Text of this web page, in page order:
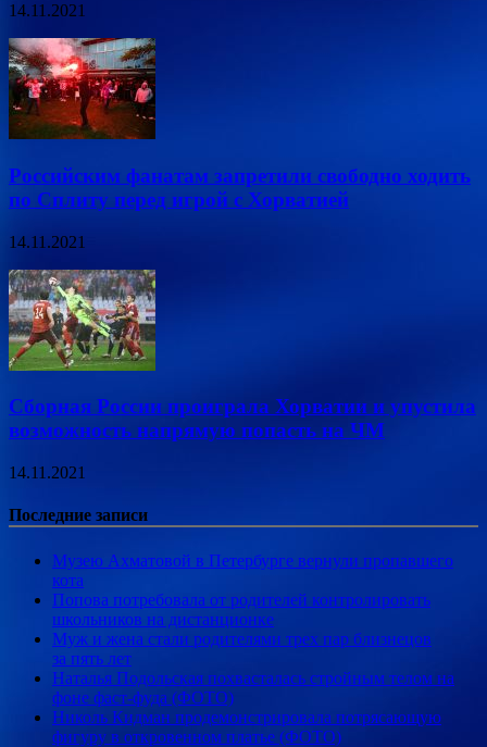
14.11.2021
Российским фанатам запретили свободно ходить
по Сплиту перед игрой с Хорватией
14.11.2021
Сборная России проиграла Хорватии и упустила
возможность напрямую попасть на ЧМ
14.11.2021
Последние записи
Музею Ахматовой в Петербурге вернули пропавшего
кота
Попова потребовала от родителей контролировать
школьников на дистанционке
Муж и жена стали родителями трех пар близнецов
за пять лет
Наталья Подольская похвасталась стройным телом на
фоне фаст-фуда (ФОТО)
Николь Кидман продемонстрировала потрясающую
фигуру в откровенном платье (ФОТО)